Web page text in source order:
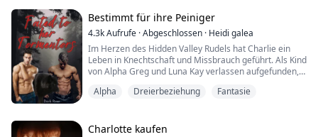
„Deiner“, keuchte ich, meine Stimme vom Schreien
völlig ruiniert. „Alpha, bitte …“
Silas’ Finger gruben sich in meine Hüften, als er wieder
hart und unerbittlich in mich stieß. „Lügn...
Bestimmt für ihre Peiniger
4.3kAufrufe ·Abgeschlossen · Heidi galea
Im Herzen des Hidden Valley Rudels hat Charlie ein
Leben in Knechtschaft und Missbrauch geführt. Als Kind
von Alpha Greg und Luna Kay verlassen aufgefunden,
Sklavin für die Bedürfnisse des Rudels, die jahrelange
Verwandlung. Als ihr achtzehnter G...
Alpha Dreierbeziehung Fantasie
Charlotte kaufen